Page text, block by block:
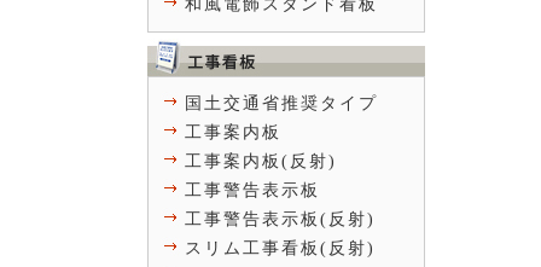
和風電飾スタンド看板
国土交通省推奨タイプ
工事案内板
工事案内板(反射)
工事警告表示板
工事警告表示板(反射)
スリム工事看板(反射)